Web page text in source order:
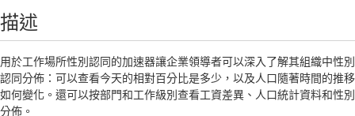
描述
用於工作場所性別認同的加速器讓企業領導者可以深入了解其組織中性別
認同分佈：可以查看今天的相對百分比是多少，以及人口隨著時間的推移
如何變化。還可以按部門和工作級別查看工資差異、人口統計資料和性別
分佈。